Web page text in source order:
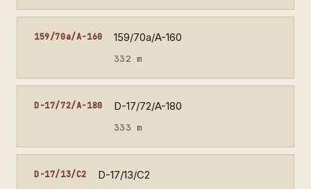
159/70a/A-160 159/70a/A-160
332 m
D-17/72/A-180 D-17/72/A-180
333 m
D-17/13/C2 D-17/13/C2